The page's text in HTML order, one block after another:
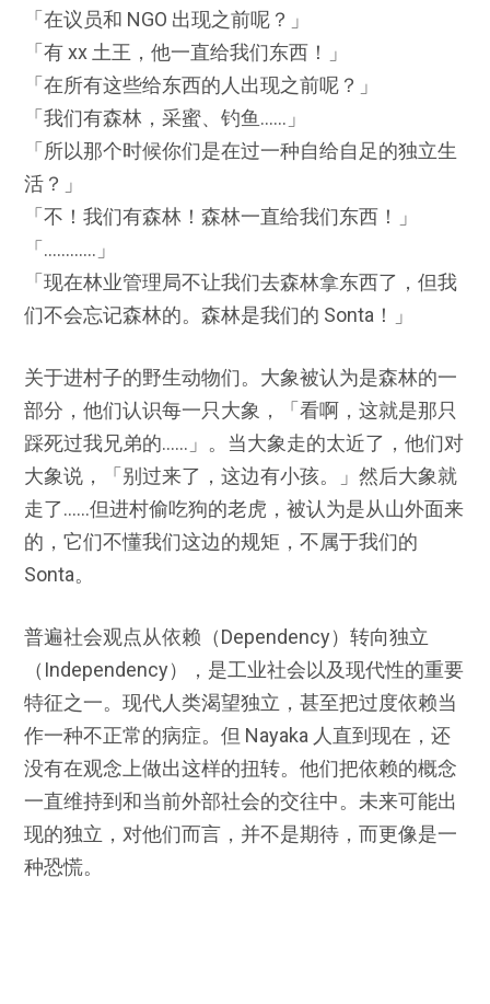
「在议员和 NGO 出现之前呢？」
「有 xx 土王，他一直给我们东西！」
「在所有这些给东西的人出现之前呢？」
「我们有森林，采蜜、钓鱼……」
「所以那个时候你们是在过一种自给自足的独立生
活？」
「不！我们有森林！森林一直给我们东西！」
「…………」
「现在林业管理局不让我们去森林拿东西了，但我
们不会忘记森林的。森林是我们的 Sonta！」
关于进村子的野生动物们。大象被认为是森林的一
部分，他们认识每一只大象，「看啊，这就是那只
踩死过我兄弟的……」。当大象走的太近了，他们对
大象说，「别过来了，这边有小孩。」然后大象就
走了……但进村偷吃狗的老虎，被认为是从山外面来
的，它们不懂我们这边的规矩，不属于我们的
Sonta。
普遍社会观点从依赖（Dependency）转向独立
（Independency），是工业社会以及现代性的重要
特征之一。现代人类渴望独立，甚至把过度依赖当
作一种不正常的病症。但 Nayaka 人直到现在，还
没有在观念上做出这样的扭转。他们把依赖的概念
一直维持到和当前外部社会的交往中。未来可能出
现的独立，对他们而言，并不是期待，而更像是一
种恐慌。